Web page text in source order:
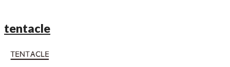
tentacle